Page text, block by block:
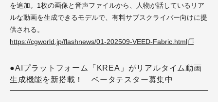
を追加。1枚の画像と音声ファイルから、人物が話しているリア
ルな動画を生成できるモデルで、有料サブスクライバー向けに提
供される。
https://cgworld.jp/flashnews/01-202509-VEED-Fabric.html
●AIプラットフォーム「KREA」がリアルタイム動画
生成機能を新搭載！ ベータテスター募集中